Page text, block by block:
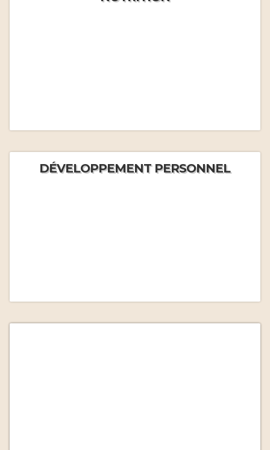
DÉVELOPPEMENT PERSONNEL